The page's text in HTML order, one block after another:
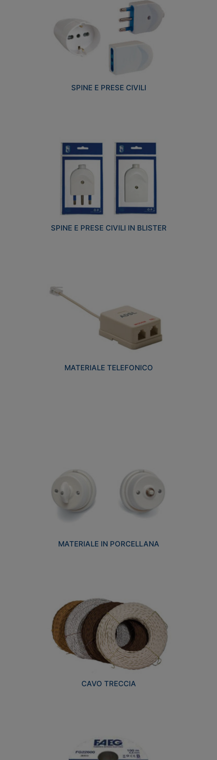
SPINE E PRESE CIVILI
SPINE E PRESE CIVILI IN BLISTER
MATERIALE TELEFONICO
MATERIALE IN PORCELLANA
CAVO TRECCIA